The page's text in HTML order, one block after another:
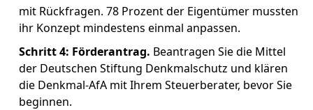
mit Rückfragen. 78 Prozent der Eigentümer mussten
ihr Konzept mindestens einmal anpassen.
Schritt 4: Förderantrag. Beantragen Sie die Mittel
der Deutschen Stiftung Denkmalschutz und klären
die Denkmal-AfA mit Ihrem Steuerberater, bevor Sie
beginnen.